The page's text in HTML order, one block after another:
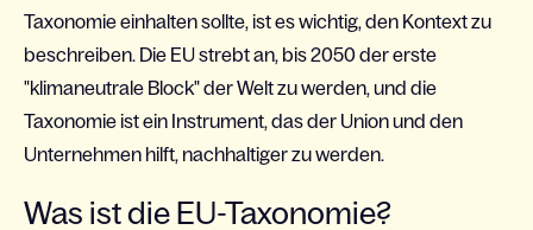
Taxonomie einhalten sollte, ist es wichtig, den Kontext zu
beschreiben. Die EU strebt an, bis 2050 der erste
"klimaneutrale Block" der Welt zu werden, und die
Taxonomie ist ein Instrument, das der Union und den
Unternehmen hilft, nachhaltiger zu werden.
Was ist die EU-Taxonomie?